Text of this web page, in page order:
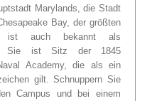
Marylands, die Stadt
Bay, der größten
ist auch bekannt als
Sie ist Sitz der 1845
Academy, die als ein
gilt. Schnuppern Sie
Campus und bei einem